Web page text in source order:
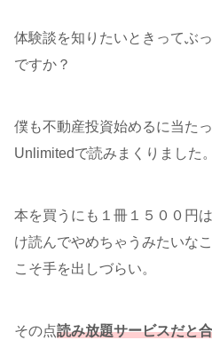
体験談を知りたいときってぶ
ですか？
僕も不動産投資始めるに当た
Unlimitedで読みまくりました。
本を買うにも１冊１５００円
け読んでやめちゃうみたいな
こそ手を出しづらい。
その点読み放題サービスだと